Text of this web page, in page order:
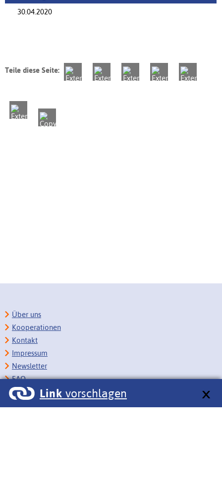
30.04.2020
Teile diese Seite:
Link vorschlagen
Über uns
Kooperationen
Kontakt
Impressum
Newsletter
FAQ
Copyright